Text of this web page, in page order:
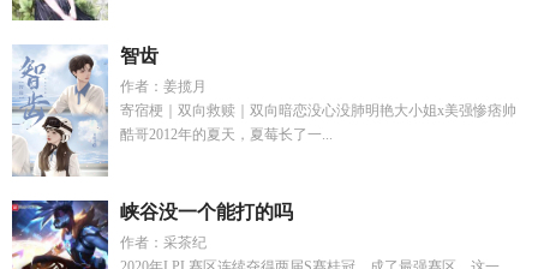
智齿
作者：姜揽月
寄宿梗｜双向救赎｜双向暗恋没心没肺明艳大小姐x美强惨痞帅
酷哥2012年的夏天，夏莓长了一...
峡谷没一个能打的吗
作者：采茶纪